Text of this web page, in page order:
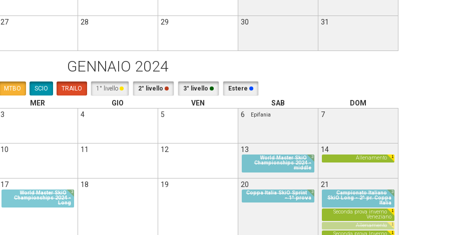
27 28 29 30 31
GENNAIO 2024
MTBO SCIO TRAILO 1° livello 2° livello 3° livello Estere
MER GIO VEN SAB
DOM
3 4 5 6 Epifania 7
10 11 12 13
3
World Master SkiO
Championships 2024 -
middle
14
1
Allenamento
17
3
World Master SkiO
Championships 2024 -
Long
18 19 20
3
Coppa Italia SkiO Sprint
- 1^ prova
21
3
Campionato Italiano
SkiO Long - 2^ pr. Coppa
Italia
1
Seconda prova inverno
Veneziano
1
Allenamento
1